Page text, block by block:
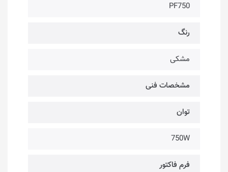
PF750
رنگ
مشکی
مشخصات فنی
توان
750W
فرم فاکتور